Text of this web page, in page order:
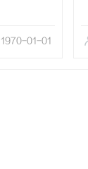
1970-01-01